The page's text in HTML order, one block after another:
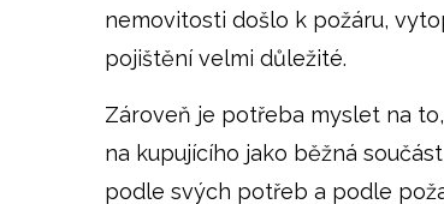
nemovitosti došlo k požáru,
pojištění velmi důležité.
Zároveň je potřeba myslet na
na kupujícího jako běžná
podle svých potřeb a podle